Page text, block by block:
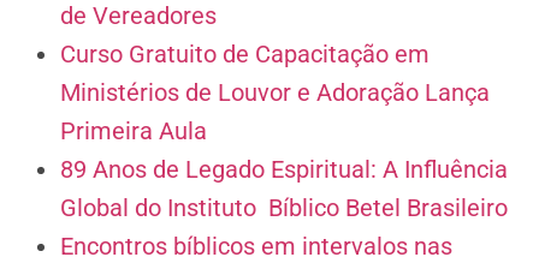
de Vereadores
Curso Gratuito de Capacitação em
Ministérios de Louvor e Adoração Lança
Primeira Aula
89 Anos de Legado Espiritual: A Influência
Global do Instituto Bíblico Betel Brasileiro
Encontros bíblicos em intervalos nas